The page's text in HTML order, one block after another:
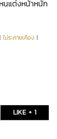
นแต่งหน้าหนัก
| ไม่ระคายเคือง |
LIKE + 1